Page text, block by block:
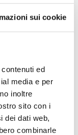
sui cookie
ed
media e per
inoltre
sito con i
dei dati web,
combinarle